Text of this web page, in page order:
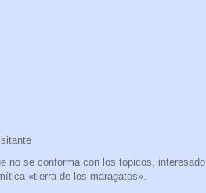
no se conforma con los tópicos, interesado
«tierra de los maragatos».